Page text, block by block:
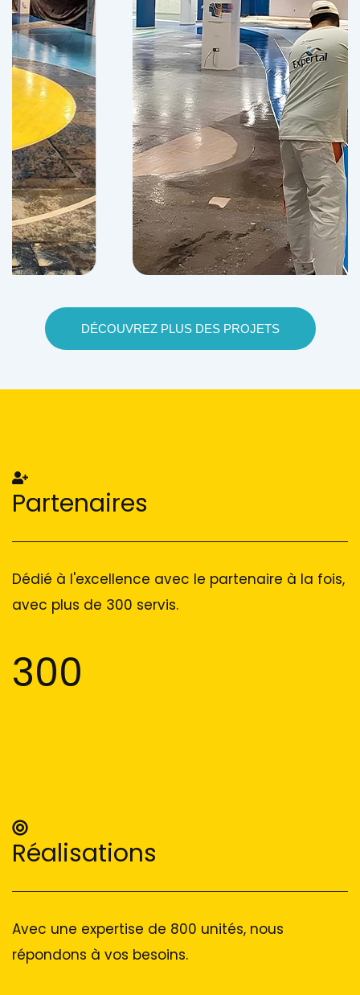
DÉCOUVREZ PLUS DES PROJETS
Partenaires
Dédié à l'excellence avec le partenaire à la fois,
avec plus de 300 servis.
300
Réalisations
Avec une expertise de 800 unités, nous
répondons à vos besoins.